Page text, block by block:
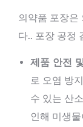
의약품 포장은
다.. 포장 공정
제품 안전
로 오염 방
수 있는 산
인해 미생